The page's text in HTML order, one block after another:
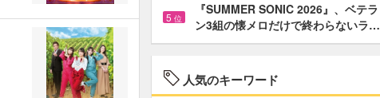
5 位
『SUMMER SONIC 2026』、ベテラ
ン3組の懐メロだけで終わらないラ…
人気のキーワード